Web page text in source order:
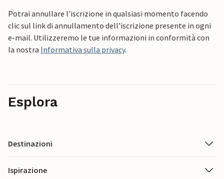
Potrai annullare l'iscrizione in qualsiasi momento facendo
clic sul link di annullamento dell'iscrizione presente in ogni
e-mail. Utilizzeremo le tue informazioni in conformità con
la nostra Informativa sulla privacy.
Esplora
Destinazioni
Ispirazione